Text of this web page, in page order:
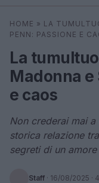
Cerca
HOME » LA
PENN: PASSIONE E
La
Madonna e
e caos
Non crederai mai
storica relazione
segreti di un
Staff · 16/08/2025 ·